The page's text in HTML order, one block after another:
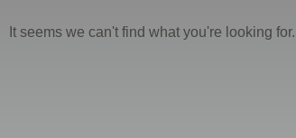
It seems we can't find what you're looking for.